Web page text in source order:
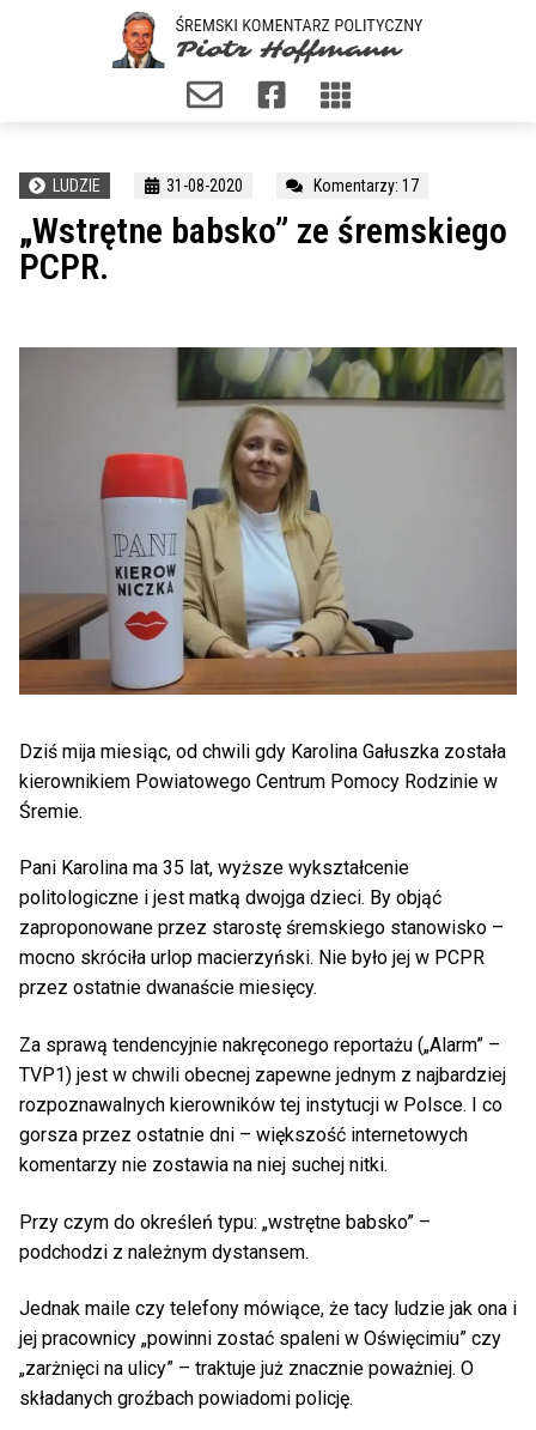
LUDZIE 31-08-2020 Komentarzy: 17
„Wstrętne babsko” ze śremskiego
PCPR.
Dziś mija miesiąc, od chwili gdy Karolina Gałuszka została
kierownikiem Powiatowego Centrum Pomocy Rodzinie w
Śremie.
Pani Karolina ma 35 lat, wyższe wykształcenie
politologiczne i jest matką dwojga dzieci. By objąć
zaproponowane przez starostę śremskiego stanowisko –
mocno skróciła urlop macierzyński. Nie było jej w PCPR
przez ostatnie dwanaście miesięcy.
Za sprawą tendencyjnie nakręconego reportażu („Alarm” –
TVP1) jest w chwili obecnej zapewne jednym z najbardziej
rozpoznawalnych kierowników tej instytucji w Polsce. I co
gorsza przez ostatnie dni – większość internetowych
komentarzy nie zostawia na niej suchej nitki.
Przy czym do określeń typu: „wstrętne babsko” –
podchodzi z należnym dystansem.
Jednak maile czy telefony mówiące, że tacy ludzie jak ona i
jej pracownicy „powinni zostać spaleni w Oświęcimiu” czy
„zarżnięci na ulicy” – traktuje już znacznie poważniej. O
składanych groźbach powiadomi policję.